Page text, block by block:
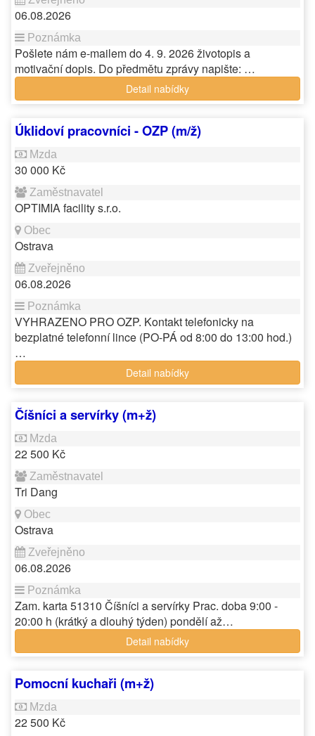
06.08.2026
Pošlete nám e-mailem do 4. 9. 2026 životopis a
motivační dopis. Do předmětu zprávy napište: …
Detail nabídky
Úklidoví pracovníci - OZP (m/ž)
30 000 Kč
OPTIMIA facility s.r.o.
Ostrava
06.08.2026
VYHRAZENO PRO OZP. Kontakt telefonicky na
bezplatné telefonní lince (PO-PÁ od 8:00 do 13:00 hod.)
…
Detail nabídky
Číšníci a servírky (m+ž)
22 500 Kč
Tri Dang
Ostrava
06.08.2026
Zam. karta 51310 Číšníci a servírky Prac. doba 9:00 -
20:00 h (krátký a dlouhý týden) pondělí až…
Detail nabídky
Pomocní kuchaři (m+ž)
22 500 Kč